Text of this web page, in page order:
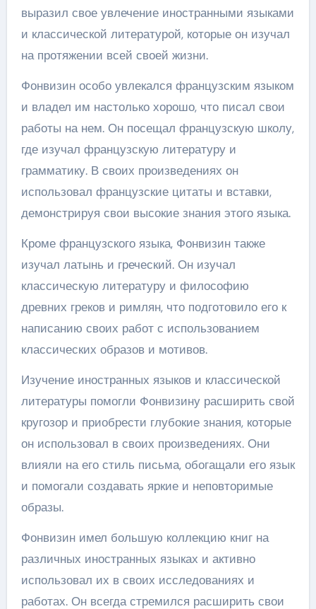
выразил свое увлечение иностранными языками
и классической литературой, которые он изучал
на протяжении всей своей жизни.
Фонвизин особо увлекался французским языком
и владел им настолько хорошо, что писал свои
работы на нем. Он посещал французскую школу,
где изучал французскую литературу и
грамматику. В своих произведениях он
использовал французские цитаты и вставки,
демонстрируя свои высокие знания этого языка.
Кроме французского языка, Фонвизин также
изучал латынь и греческий. Он изучал
классическую литературу и философию
древних греков и римлян, что подготовило его к
написанию своих работ с использованием
классических образов и мотивов.
Изучение иностранных языков и классической
литературы помогли Фонвизину расширить свой
кругозор и приобрести глубокие знания, которые
он использовал в своих произведениях. Они
влияли на его стиль письма, обогащали его язык
и помогали создавать яркие и неповторимые
образы.
Фонвизин имел большую коллекцию книг на
различных иностранных языках и активно
использовал их в своих исследованиях и
работах. Он всегда стремился расширить свои